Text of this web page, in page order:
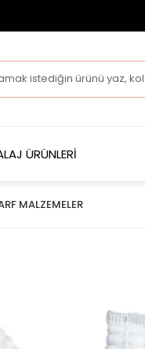
ÜRÜNLERİ
MALZEMELER